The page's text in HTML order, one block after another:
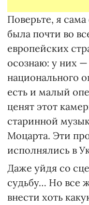
Поверьте, я
была почти во
европейских
осознаю: у них
национального
есть и малый
ценят этот
старинной
Моцарта. Эти
исполнялись в
Даже уйдя со
судьбу… Но все
внести хоть